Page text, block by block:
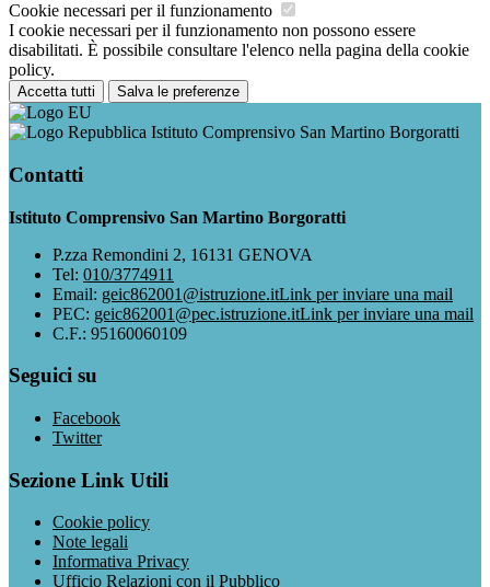
Cookie necessari per il funzionamento
I cookie necessari per il funzionamento non possono essere
disabilitati. È possibile consultare l'elenco nella pagina della cookie
policy.
Accetta tutti Salva le preferenze
Istituto Comprensivo San Martino Borgoratti
Contatti
Istituto Comprensivo San Martino Borgoratti
P.zza Remondini 2, 16131 GENOVA
Tel: 010/3774911
Email: geic862001@istruzione.itLink per inviare una mail
PEC: geic862001@pec.istruzione.itLink per inviare una mail
C.F.: 95160060109
Seguici su
Facebook
Twitter
Sezione Link Utili
Cookie policy
Note legali
Informativa Privacy
Ufficio Relazioni con il Pubblico